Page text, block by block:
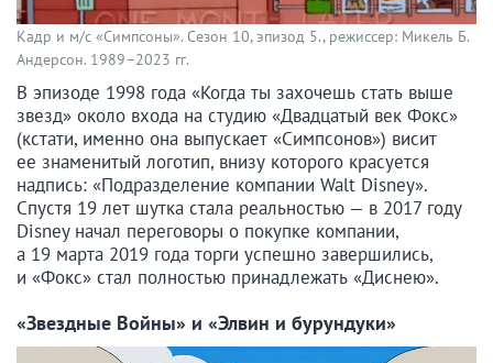
Кадр и м/с «Симпсоны». Сезон 10, эпизод 5., режиссер: Микель Б.
Андерсон. 1989–2023 гг.
В эпизоде 1998 года «Когда ты захочешь стать выше
звезд» около входа на студию «Двадцатый век Фокс»
(кстати, именно она выпускает «Симпсонов») висит
ее знаменитый логотип, внизу которого красуется
надпись: «Подразделение компании Walt Disney».
Спустя 19 лет шутка стала реальностью — в 2017 году
Disney начал переговоры о покупке компании,
а 19 марта 2019 года торги успешно завершились,
и «Фокс» стал полностью принадлежать «Диснею».
«Звездные Войны» и «Элвин и бурундуки»